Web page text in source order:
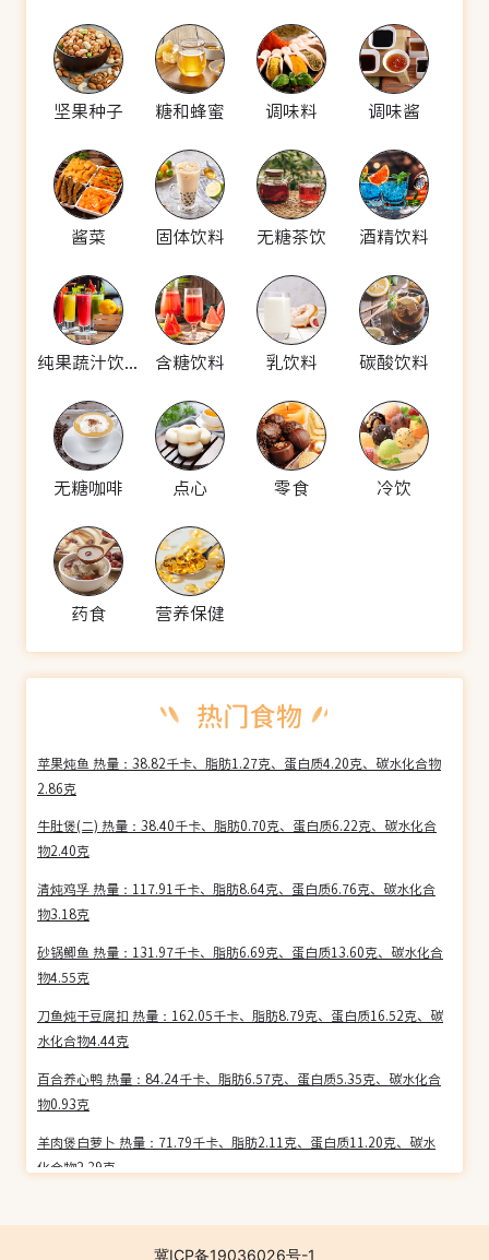
坚果种子 糖和蜂蜜 调味料 调味酱
酱菜 固体饮料 无糖茶饮 酒精饮料
纯果蔬汁饮料 含糖饮料 乳饮料 碳酸饮料
无糖咖啡 点心 零食 冷饮
药食 营养保健
苹果炖鱼 热量：38.82千卡、脂肪1.27克、蛋白质4.20克、碳水化合物
2.86克
牛肚煲(二) 热量：38.40千卡、脂肪0.70克、蛋白质6.22克、碳水化合
物2.40克
清炖鸡孚 热量：117.91千卡、脂肪8.64克、蛋白质6.76克、碳水化合
物3.18克
砂锅鲫鱼 热量：131.97千卡、脂肪6.69克、蛋白质13.60克、碳水化合
物4.55克
刀鱼炖干豆腐扣 热量：162.05千卡、脂肪8.79克、蛋白质16.52克、碳
水化合物4.44克
百合养心鸭 热量：84.24千卡、脂肪6.57克、蛋白质5.35克、碳水化合
物0.93克
羊肉煲白萝卜 热量：71.79千卡、脂肪2.11克、蛋白质11.20克、碳水
化合物2.39克
碳水化合物32.16克
冀ICP备19036026号-1